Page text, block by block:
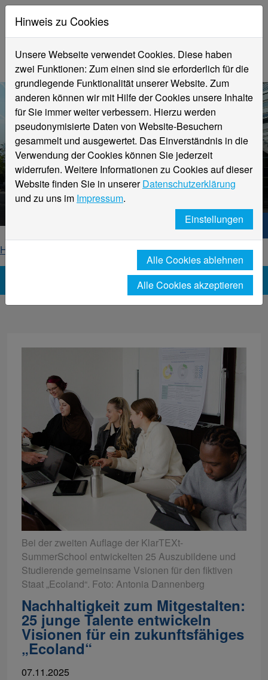
Aktuelle Meldungen
Hochschule Niederrhein
Hochschule Niederrhein. Dein Weg.
Home
News-Detailseite
Bei der zweiten Auflage der KlarTEXt-
SummerSchool entwickelten 25 Auszubildene und
Studierende gemeinsame Vsionen für den fiktiven
Staat „Ecoland“. Foto: Antonia Dannenberg
Nachhaltigkeit zum Mitgestalten:
25 junge Talente entwickeln
Visionen für ein zukunftsfähiges
„Ecoland“
07.11.2025
Hinweis zu Cookies
Unsere Webseite verwendet Cookies. Diese haben
zwei Funktionen: Zum einen sind sie erforderlich für die
grundlegende Funktionalität unserer Website. Zum
anderen können wir mit Hilfe der Cookies unsere Inhalte
für Sie immer weiter verbessern. Hierzu werden
pseudonymisierte Daten von Website-Besuchern
gesammelt und ausgewertet. Das Einverständnis in die
Verwendung der Cookies können Sie jederzeit
widerrufen. Weitere Informationen zu Cookies auf dieser
Website finden Sie in unsererDatenschutzerklärung
und zu uns im Impressum.
Einstellungen
Alle Cookies ablehnen
Alle Cookies akzeptieren